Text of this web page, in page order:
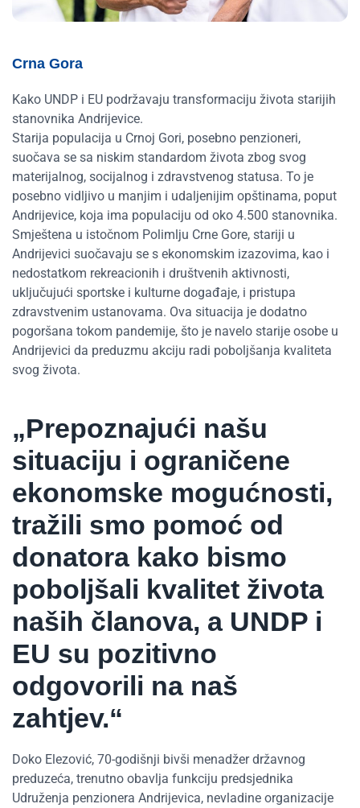
Crna Gora
Kako UNDP i EU podržavaju transformaciju života starijih
stanovnika Andrijevice.
Starija populacija u Crnoj Gori, posebno penzioneri,
suočava se sa niskim standardom života zbog svog
materijalnog, socijalnog i zdravstvenog statusa. To je
posebno vidljivo u manjim i udaljenijim opštinama, poput
Andrijevice, koja ima populaciju od oko 4.500 stanovnika.
Smještena u istočnom Polimlju Crne Gore, stariji u
Andrijevici suočavaju se s ekonomskim izazovima, kao i
nedostatkom rekreacionih i društvenih aktivnosti,
uključujući sportske i kulturne događaje, i pristupa
zdravstvenim ustanovama. Ova situacija je dodatno
pogoršana tokom pandemije, što je navelo starije osobe u
Andrijevici da preduzmu akciju radi poboljšanja kvaliteta
svog života.
„Prepoznajući našu
situaciju i ograničene
ekonomske mogućnosti,
tražili smo pomoć od
donatora kako bismo
poboljšali kvalitet života
naših članova, a UNDP i
EU su pozitivno
odgovorili na naš
zahtjev.“
Doko Elezović, 70-godišnji bivši menadžer državnog
preduzeća, trenutno obavlja funkciju predsjednika
Udruženja penzionera Andrijevica, nevladine organizacije